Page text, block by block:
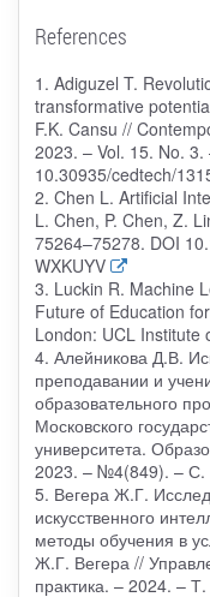
References
1. Adiguzel T.
transformative
F.K. Cansu //
2023. – Vol. 15. No.
10.30935/cedtech/
2. Chen L. Artificial
L. Chen, P. Chen, Z.
75264–75278. DOI
WXKUYV
3. Luckin R. Machine
Future of Education
London: UCL Institute
4. Алейникова Д.В.
преподавании и
образовательного
Московского
университета.
2023. – №4(849). – С.
5. Вегера Ж.Г.
искусственного
методы обучения в
Ж.Г. Вегера //
практика. – 2024. –